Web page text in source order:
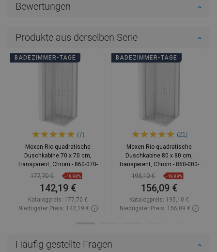
Häufig gestellte Fragen
Bewertungen
Produkte aus derselben Serie
BADEZIMMER-TAGE
(7)
Mexen Rio quadratische
Duschkabine 70 x 70 cm,
transparent, Chrom - 860-070-
070-01-00
177,70 € -19,98%
142,19 €
Katalogpreis: 177,70 €
Niedrigster Preis: 142,19 €
BADEZIMMER-TAGE
(21)
Mexen Rio quadratische
Duschkabine 80 x 80 cm,
transparent, Chrom - 860-080-
080-01-00
195,10 € -19,99%
156,09 €
Katalogpreis: 195,10 €
Niedrigster Preis: 156,09 €